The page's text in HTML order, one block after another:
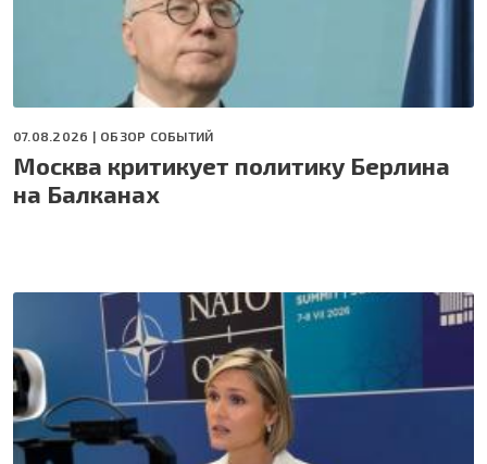
07.08.2026 | ОБЗОР СОБЫТИЙ
Москва критикует политику Берлина
на Балканах